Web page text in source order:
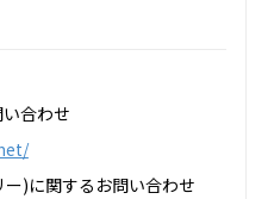
合わせ
)に関するお問い合わせ